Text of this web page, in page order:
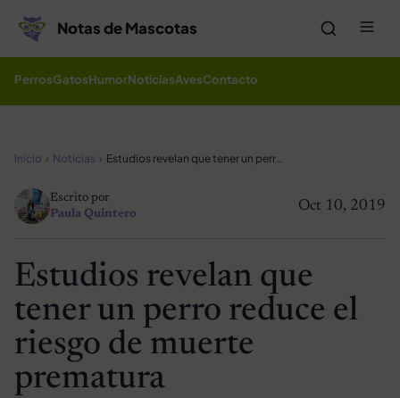
Notas de Mascotas
PerrosGatosHumorNoticiasAvesContacto
Inicio Noticias Estudios revelan que tener un perro reduce el riesgo de muerte prematura
Oct 10, 2019
Escrito por
Paula Quintero
Estudios revelan que
tener un perro reduce el
riesgo de muerte
prematura